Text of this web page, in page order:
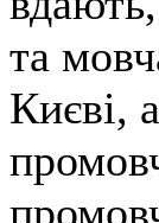
та
Києві,